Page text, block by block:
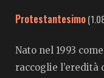
Protestantesimo
Nato nel 1993
raccoglie l’eredità